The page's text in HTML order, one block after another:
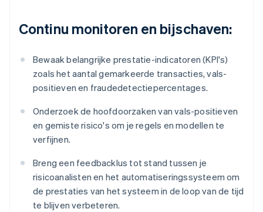
Continu monitoren en bijschaven:
Bewaak belangrijke prestatie-indicatoren (KPI's)
zoals het aantal gemarkeerde transacties, vals-
positieven en fraudedetectiepercentages.
Onderzoek de hoofdoorzaken van vals-positieven
en gemiste risico's om je regels en modellen te
verfijnen.
Breng een feedbacklus tot stand tussen je
risicoanalisten en het automatiseringssysteem om
de prestaties van het systeem in de loop van de tijd
te blijven verbeteren.